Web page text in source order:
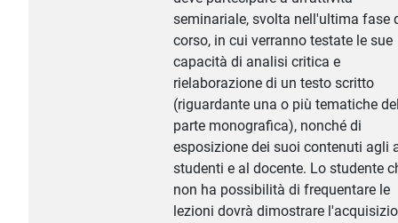
seminariale, svolta nell'ultima fase
corso, in cui verranno testate le sue
capacità di analisi critica e
rielaborazione di un testo scritto
(riguardante una o più tematiche
parte monografica), nonché di
esposizione dei suoi contenuti agli
studenti e al docente. Lo studente
non ha possibilità di frequentare le
lezioni dovrà dimostrare